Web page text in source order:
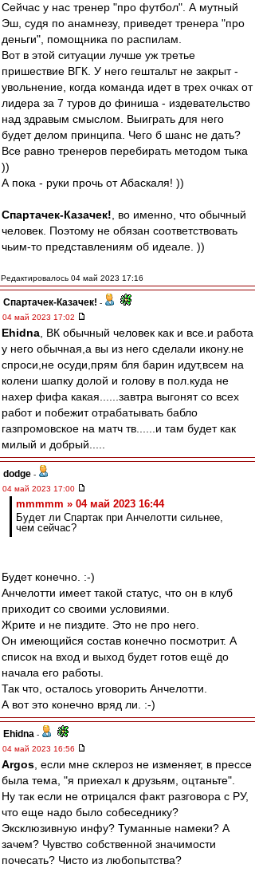
Сейчас у нас тренер "про футбол". А мутный
Эш, судя по анамнезу, приведет тренера "про
деньги", помощника по распилам.
Вот в этой ситуации лучше уж третье
пришествие ВГК. У него гештальт не закрыт -
увольнение, когда команда идет в трех очках от
лидера за 7 туров до финиша - издевательство
над здравым смыслом. Выиграть для него
будет делом принципа. Чего б шанс не дать?
Все равно тренеров перебирать методом тыка
))
А пока - руки прочь от Абаскаля! ))
Спартачек-Казачек! , во именно, что обычный
человек. Поэтому не обязан соответствовать
чьим-то представлениям об идеале. ))
Редактировалось 04 май 2023 17:16
Спартачек-Казачек! -
04 май 2023 17:02
Ehidna , ВК обычный человек как и все.и работа
у него обычная,а вы из него сделали икону.не
спроси,не осуди,прям бля барин идут,всем на
колени шапку долой и голову в пол.куда не
нахер фифа какая......завтра выгонят со всех
работ и побежит отрабатывать бабло
газпромовское на матч тв......и там будет как
милый и добрый.....
dodge -
04 май 2023 17:00
mmmmm » 04 май 2023 16:44
Будет ли Спартак при Анчелотти сильнее,
чем сейчас?
Будет конечно. :-)
Анчелотти имеет такой статус, что он в клуб
приходит со своими условиями.
Жрите и не пиздите. Это не про него.
Он имеющийся состав конечно посмотрит. А
список на вход и выход будет готов ещё до
начала его работы.
Так что, осталось уговорить Анчелотти.
А вот это конечно вряд ли. :-)
Ehidna -
04 май 2023 16:56
Argos , если мне склероз не изменяет, в прессе
была тема, "я приехал к друзьям, оцтаньте".
Ну так если не отрицался факт разговора с РУ,
что еще надо было собеседнику?
Эксклюзивную инфу? Туманные намеки? А
зачем? Чувство собственной значимости
почесать? Чисто из любопытства?